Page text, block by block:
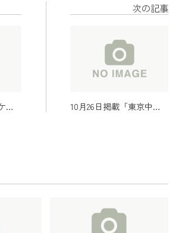
イ
次の記事
10月26日掲載「東京中日